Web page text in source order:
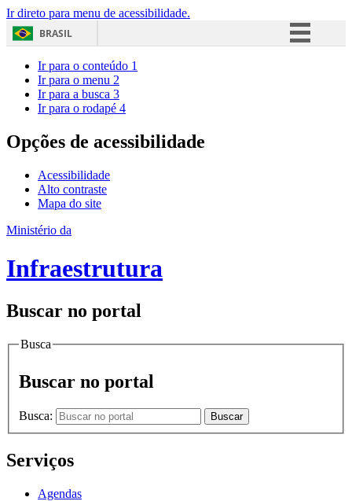
Ir direto para menu de acessibilidade.
BRASIL
Acesso à informação
Ir para o conteúdo 1
Ir para o menu 2
Ir para a busca 3
Ir para o rodapé 4
Opções de acessibilidade
Acessibilidade
Alto contraste
Mapa do site
Ministério da
Infraestrutura
Buscar no portal
Busca
Buscar no portal
Busca: Buscar
Serviços
Agendas